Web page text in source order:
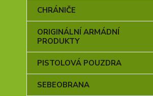
CHRÁNIČE
ORIGINÁLNÍ ARMÁDNÍ
PRODUKTY
PISTOLOVÁ POUZDRA
SEBEOBRANA